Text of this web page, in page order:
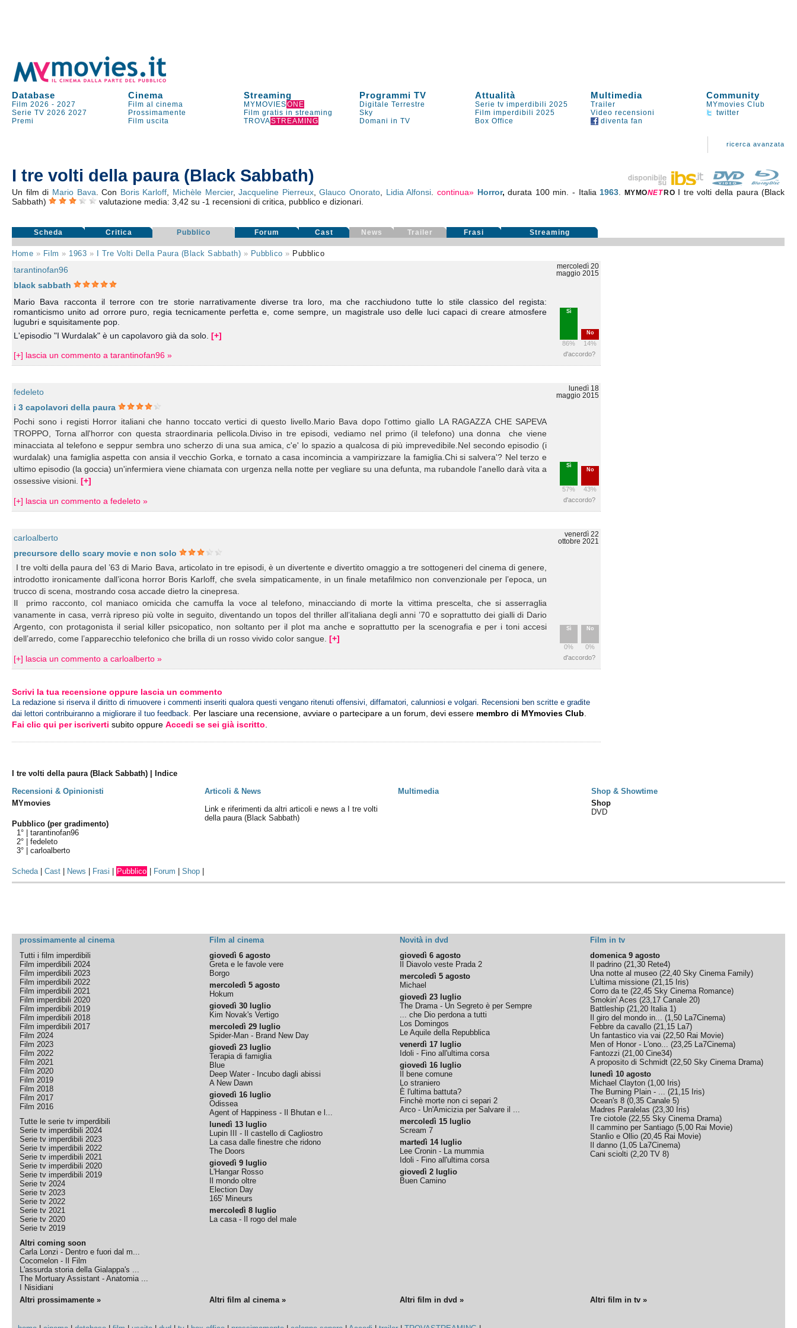
Database Cinema Streaming Programmi TV Attualità Multimedia Community
Film 2026 -2027 Film al cinema MYMOVIESONE Digitale Terrestre Serie tv imperdibili 2025 Trailer
MYmovies Club
Serie TV 2026 2027 Prossimamente Film gratis in streaming Sky Film imperdibili 2025 Video recensioni
twitter
Premi
Film uscita TROVASTREAMING Domani in TV Box Office diventa fan
ricerca avanzata
I tre volti della paura (Black Sabbath)
Un film di Mario Bava . Con Boris Karloff Michèle Mercier,Jacqueline Pierreux,Glauco Onorato Lidia Alfonsi continua» Horror,durata 100 min. - Italia 1963 MYMONET RO I tre volti della paura (Black
Sabbath)
valutazione media:3,42 su-1 recensioni di critica, pubblico e dizionari.
Scheda Critica Pubblico Forum Cast News Trailer Frasi Streaming
Home » Film » 1963 » I Tre Volti Della Paura (Black Sabbath) » Pubblico » Pubblico
tarantinofan96
mercoledì 20
maggio 2015
black sabbath
Sì
86%
No
14%
Mario Bava racconta il terrore con tre storie narrativamente diverse tra loro, ma che racchiudono tutte lo stile classico del regista:
romanticismo unito ad orrore puro, regia tecnicamente perfetta e, come sempre, un magistrale uso delle luci capaci di creare atmosfere
lugubri e squisitamente pop.
L'episodio "I Wurdalak" è un capolavoro già da solo.[+]
[+] lascia un commento a tarantinofan96 » d'accordo?
fedeleto
lunedì 18
maggio 2015
i 3 capolavori della paura
Sì
57%
No
43%
Pochi sono i registi Horror italiani che hanno toccato vertici di questo livello.Mario Bava dopo l'ottimo giallo LA RAGAZZA CHE SAPEVA
TROPPO, Torna all'horror con questa straordinaria pellicola.Diviso in tre episodi, vediamo nel primo (il telefono) una donna che viene
minacciata al telefono e seppur sembra uno scherzo di una sua amica, c'e' lo spazio a qualcosa di più imprevedibile.Nel secondo episodio (i
wurdalak) una famiglia aspetta con ansia il vecchio Gorka, e tornato a casa incomincia a vampirizzare la famiglia.Chi si salvera'? Nel terzo e
ultimo episodio (la goccia) un'infermiera viene chiamata con urgenza nella notte per vegliare su una defunta, ma rubandole l'anello darà vita a
ossessive visioni.[+]
[+] lascia un commento a fedeleto » d'accordo?
carloalberto
venerdì 22
ottobre 2021
precursore dello scary movie e non solo
Sì
0%
No
0%
I tre volti della paura del ’63 di Mario Bava, articolato in tre episodi, è un divertente e divertito omaggio a tre sottogeneri del cinema di genere,
introdotto ironicamente dall’icona horror Boris Karloff, che svela simpaticamente, in un finale metafilmico non convenzionale per l’epoca, un
trucco di scena, mostrando cosa accade dietro la cinepresa.
Il primo racconto, col maniaco omicida che camuffa la voce al telefono, minacciando di morte la vittima prescelta, che si asserraglia
vanamente in casa, verrà ripreso più volte in seguito, diventando un topos del thriller all’italiana degli anni ’70 e soprattutto dei gialli di Dario
Argento, con protagonista il serial killer psicopatico, non soltanto per il plot ma anche e soprattutto per la scenografia e per i toni accesi
dell’arredo, come l’apparecchio telefonico che brilla di un rosso vivido color sangue.[+]
[+] lascia un commento a carloalberto » d'accordo?
Scrivi la tua recensione oppure lascia un commento
La redazione si riserva il diritto di rimuovere i commenti inseriti qualora questi vengano ritenuti offensivi, diffamatori, calunniosi e volgari. Recensioni ben scritte e gradite
dai lettori contribuiranno a migliorare il tuo feedback. Per lasciare una recensione, avviare o partecipare a un forum, devi essere membro di MYmovies Club
Fai clic qui per iscriverti subito oppureAccedi se sei già iscritto
I tre volti della paura (Black Sabbath) | Indice
Recensioni & Opinionisti
Articoli & News Multimedia
Shop & Showtime
MYmovies
Pubblico (per gradimento)
1° |tarantinofan96
2° |fedeleto
3° |carloalberto
Link e riferimenti da altri articoli e news a I tre volti
della paura (Black Sabbath)
Shop
DVD
Scheda|Cast News Frasi Pubblico Forum |Shop
prossimamente al cinema Film al cinema Novità in dvd
Film in tv
Tutti i film imperdibili
Film imperdibili 2024
Film imperdibili 2023
Film imperdibili 2022
Film imperdibili 2021
Film imperdibili 2020
Film imperdibili 2019
Film imperdibili 2018
Film imperdibili 2017
Film 2024
Film 2023
Film 2022
Film 2021
Film 2020
Film 2019
Film 2018
Film 2017
Film 2016
Tutte le serie tv imperdibili
Serie tv imperdibili 2024
Serie tv imperdibili 2023
Serie tv imperdibili 2022
Serie tv imperdibili 2021
Serie tv imperdibili 2020
Serie tv imperdibili 2019
Serie tv 2024
Serie tv 2023
Serie tv 2022
Serie tv 2021
Serie tv 2020
Serie tv 2019
Altri coming soon
Carla Lonzi - Dentro e fuori dal m...
Cocomelon - Il Film
L'assurda storia della Gialappa's ...
The Mortuary Assistant - Anatomia ...
I Nisidiani
giovedì 6 agosto
Greta e le favole vere
Borgo
mercoledì 5 agosto
Hokum
giovedì 30 luglio
Kim Novak's Vertigo
mercoledì 29 luglio
Spider-Man - Brand New Day
giovedì 23 luglio
Terapia di famiglia
Blue
Deep Water - Incubo dagli abissi
A New Dawn
giovedì 16 luglio
Odissea
Agent of Happiness - Il Bhutan e l...
lunedì 13 luglio
Lupin III - Il castello di Cagliostro
La casa dalle finestre che ridono
The Doors
giovedì 9 luglio
L'Hangar Rosso
Il mondo oltre
Election Day
165' Mineurs
mercoledì 8 luglio
La casa - Il rogo del male
giovedì 6 agosto
Il Diavolo veste Prada 2
mercoledì 5 agosto
Michael
giovedì 23 luglio
The Drama - Un Segreto è per Sempre
... che Dio perdona a tutti
Los Domingos
Le Aquile della Repubblica
venerdì 17 luglio
Idoli - Fino all'ultima corsa
giovedì 16 luglio
Il bene comune
Lo straniero
È l'ultima battuta?
Finchè morte non ci separi 2
Arco - Un'Amicizia per Salvare il ...
mercoledì 15 luglio
Scream 7
martedì 14 luglio
Lee Cronin - La mummia
Idoli - Fino all'ultima corsa
giovedì 2 luglio
Buen Camino
domenica 9 agosto
Il padrino (21,30 Rete4)
Una notte al museo (22,40 Sky Cinema Family)
L'ultima missione (21,15 Iris)
Corro da te (22,45 Sky Cinema Romance)
Smokin' Aces (23,17 Canale 20)
Battleship (21,20 Italia 1)
Il giro del mondo in... (1,50 La7Cinema)
Febbre da cavallo (21,15 La7)
Un fantastico via vai (22,50 Rai Movie)
Men of Honor - L'ono... (23,25 La7Cinema)
Fantozzi (21,00 Cine34)
A proposito di Schmidt (22,50 Sky Cinema Drama)
lunedì 10 agosto
Michael Clayton (1,00 Iris)
The Burning Plain - ... (21,15 Iris)
Ocean's 8 (0,35 Canale 5)
Madres Paralelas (23,30 Iris)
Tre ciotole (22,55 Sky Cinema Drama)
Il cammino per Santiago (5,00 Rai Movie)
Stanlio e Ollio (20,45 Rai Movie)
Il danno (1,05 La7Cinema)
Cani sciolti (2,20 TV 8)
Altri prossimamente » Altri film al cinema » Altri film in dvd » Altri film in tv »